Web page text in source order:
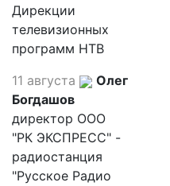
Дирекции
телевизионных
программ НТВ
11 августа
Олег
Богдашов
директор ООО
"РК ЭКСПРЕСС" -
радиостанция
"Русское Радио